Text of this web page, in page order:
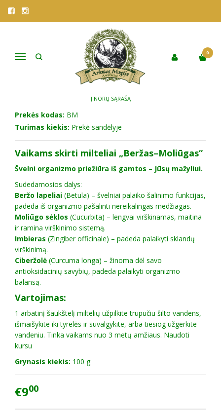
Navigacija
0
Pagrindinis
Žolelių milteliai vaikams "BERŽAS-MOLIŪGAS"
ŽOLELIŲ MILTELIAI VAIKAMS
"BERŽAS-MOLIŪGAS"
Į NORŲ SĄRAŠĄ
Prekės kodas: BM
Turimas kiekis: Prekė sandėlyje
Vaikams skirti milteliai „Beržas–Moliūgas“
Švelni organizmo priežiūra iš gamtos – Jūsų mažyliui.
Sudedamosios dalys:
Beržo lapeliai (Betula) – švelniai palaiko šalinimo funkcijas,
padeda iš organizmo pašalinti nereikalingas medžiagas.
Moliūgo sėklos (Cucurbita) – lengvai virškinamas, maitina
ir ramina virškinimo sistemą.
Imbieras (Zingiber officinale) – padeda palaikyti sklandų
virškinimą.
Ciberžolė (Curcuma longa) – žinoma dėl savo
antioksidacinių savybių, padeda palaikyti organizmo
balansą.
Vartojimas:
1 arbatinį šaukštelį miltelių užpilkite trupučiu šilto vandens,
išmaišykite iki tyrelės ir suvalgykite, arba tiesiog užgerkite
vandeniu. Tinka vaikams nuo 3 metų amžiaus. Naudoti
kursu
Grynasis kiekis: 100 g
€900